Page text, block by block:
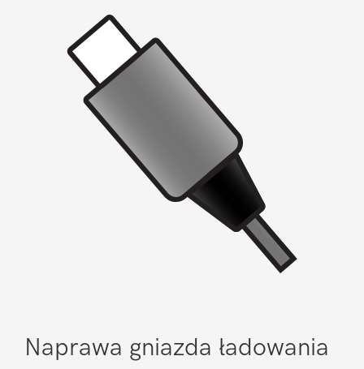
Naprawa gniazda ładowania